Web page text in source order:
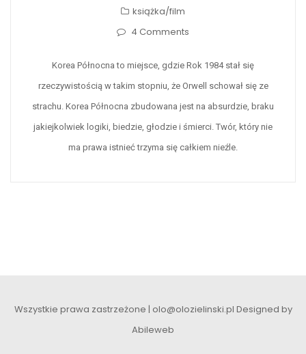
książka/film
4 Comments
Korea Północna to miejsce, gdzie Rok 1984 stał się
rzeczywistością w takim stopniu, że Orwell schował się ze
strachu. Korea Północna zbudowana jest na absurdzie, braku
jakiejkolwiek logiki, biedzie, głodzie i śmierci. Twór, który nie
ma prawa istnieć trzyma się całkiem nieźle.
Wszystkie prawa zastrzeżone | olo@olozielinski.pl Designed by
Abileweb